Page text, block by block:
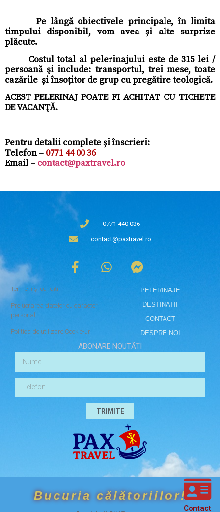
Pe lângă obiectivele principale, în limita
timpului disponibil, vom avea și alte surprize
plăcute.
Costul total al pelerinajului este de 315 lei /
persoană şi include: transportul, trei mese, toate
cazările și însoțitor de grup cu pregătire teologică.
ACEST PELERINAJ POATE FI ACHITAT CU TICHETE
DE VACANŢĂ.
Pentru detalii complete și înscrieri:
Telefon – 0771 44 00 36
Email – contact@paxtravel.ro
Contact
0771 440 036
contact@paxtravel.ro
Termeni și condiții
Prelucrarea datelor cu caracter
personal
Politica de utilizare Cookie-uri
PELERINAJE
DESTINATII
CONTACT
DESPRE NOI
ABONARE NOUTĂŢI
TRIMITE
Bucuria călătoriilor!